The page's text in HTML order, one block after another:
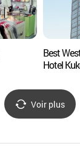
Best
Hotel
호텔국도)
Voir plus